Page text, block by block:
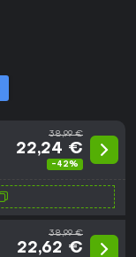
38,99 €
22,24 €
-42%
38,99 €
22,62 €